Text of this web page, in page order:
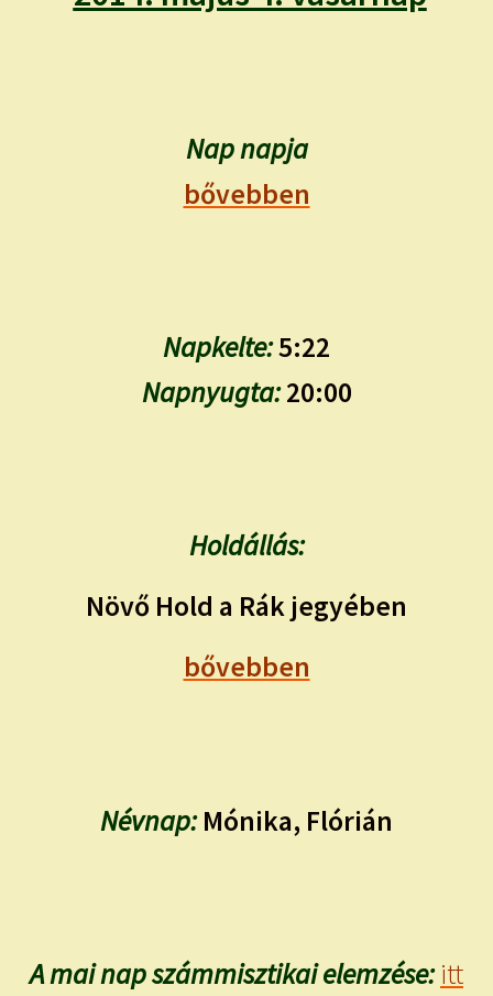
IRATKOZZ FEL A VIDEÓ CSATORNÁNKRA!
TAROT ELEMZÉS MEGRENDELÉSE LIMITÁLT!
Nap napja
bővebben
Napkelte:5:22
Napnyugta:20:00
Holdállás:
Növő Hold a Rák jegyében
bővebben
Névnap:Mónika, Flórián
A mai nap számmisztikai elemzése: itt